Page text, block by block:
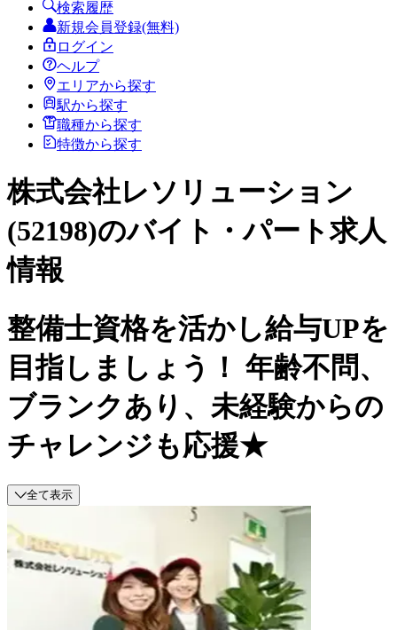
検索履歴
新規会員登録(無料)
ログイン
ヘルプ
エリアから探す
駅から探す
職種から探す
特徴から探す
株式会社レソリューション
(52198)のバイト・パート求人
情報
整備士資格を活かし給与UPを
目指しましょう！ 年齢不問、
ブランクあり、未経験からの
チャレンジも応援★
全て表示